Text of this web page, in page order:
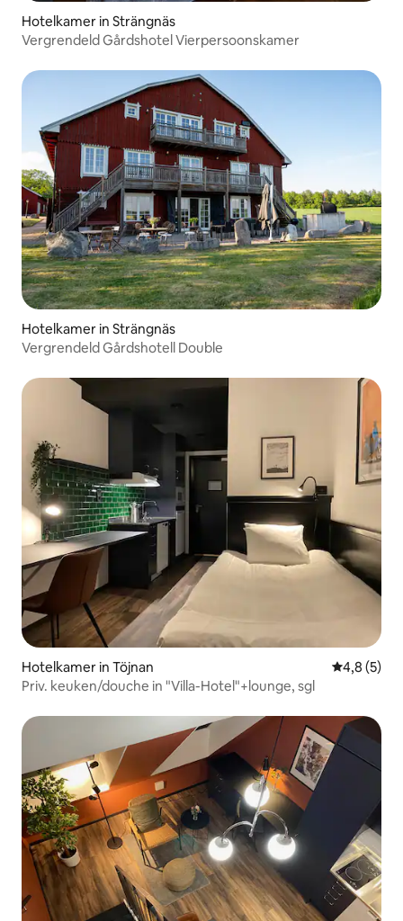
Hotelkamer in Strängnäs
Vergrendeld Gårdshotel Vierpersoonskamer
Hotelkamer in Strängnäs
Vergrendeld Gårdshotell Double
Hotelkamer in Töjnan
4,8 (5)
Priv. keuken/douche in "Villa-Hotel"+lounge, sgl